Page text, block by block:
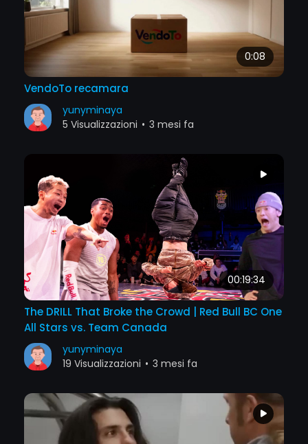
0:08
VendoTo recamara
yunyminaya
5 Visualizzazioni • 3 mesi fa
00:19:34
The DRILL That Broke the Crowd | Red Bull BC One
All Stars vs. Team Canada
yunyminaya
19 Visualizzazioni • 3 mesi fa